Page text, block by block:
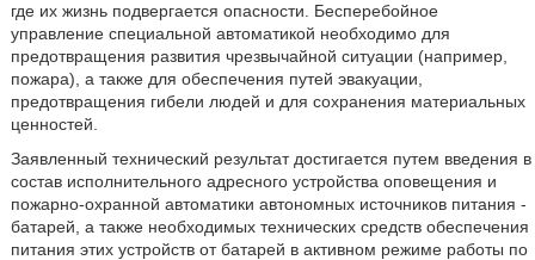
где их жизнь подвергается опасности. Бесперебойное
управление специальной автоматикой необходимо для
предотвращения развития чрезвычайной ситуации (например,
пожара), а также для обеспечения путей эвакуации,
предотвращения гибели людей и для сохранения материальных
ценностей.
Заявленный технический результат достигается путем введения в
состав исполнительного адресного устройства оповещения и
пожарно-охранной автоматики автономных источников питания -
батарей, а также необходимых технических средств обеспечения
питания этих устройств от батарей в активном режиме работы по